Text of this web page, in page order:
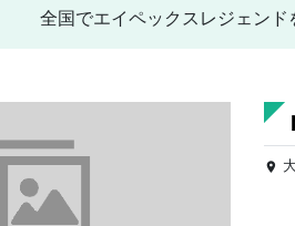
全国でエイペックスレジェン
location_on